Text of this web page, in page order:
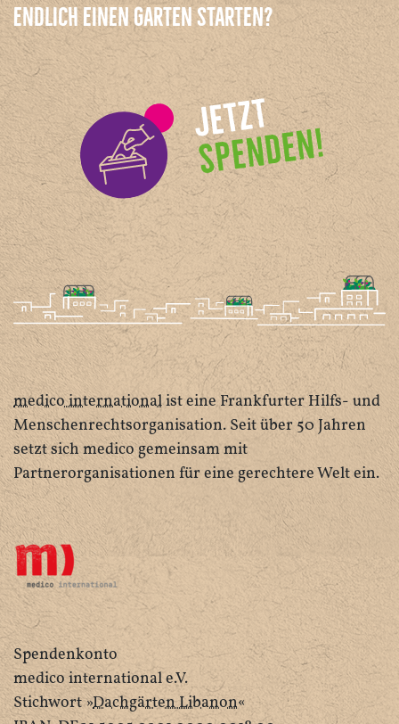
endlich einen Garten starten?
medico internationalist eine Frankfurter Hilfs- und
Menschenrechtsorganisation. Seit über 50 Jahren
setzt sich medico gemeinsam mit
Partnerorganisationen für eine gerechtere Welt ein.
Spendenkonto
medico international e.V.
Stichwort »Dachgärten Libanon«